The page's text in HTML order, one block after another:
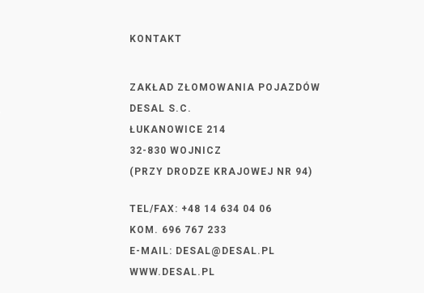
KONTAKT
ZAKŁAD ZŁOMOWANIA POJAZDÓW
DESAL S.C.
ŁUKANOWICE 214
32-830 WOJNICZ
(PRZY DRODZE KRAJOWEJ NR 94)
TEL/FAX: +48 14 634 04 06
KOM. 696 767 233
E-MAIL: DESAL@DESAL.PL
WWW.DESAL.PL